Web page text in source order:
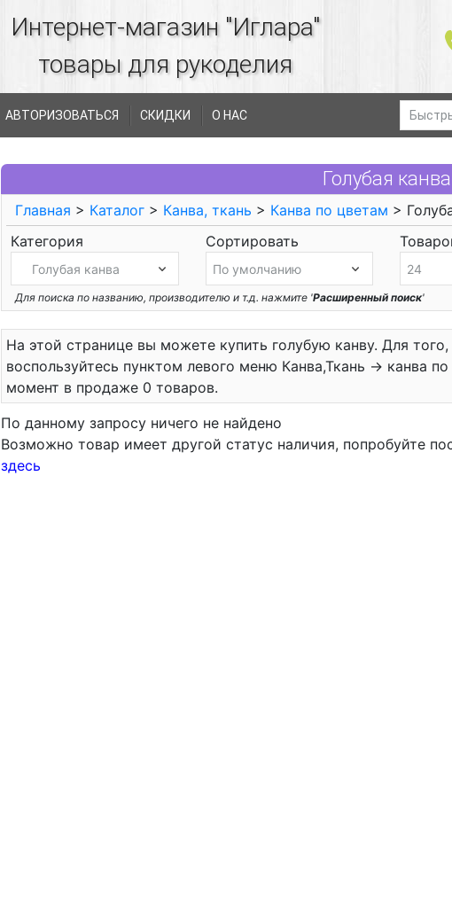
Интернет-магазин "Иглара"
товары для рукоделия
АВТОРИЗОВАТЬСЯ СКИДКИ О НАС
Голубая канва
Главная > Каталог > Канва, ткань > Канва по цветам >
Категория
Сортировать
Для поиска по названию, производителю и т.д. нажмите 'Расширенный поиск'
На этой странице вы можете купить голубую канву. Для
воспользуйтесь пунктом левого меню Канва,Ткань -> канва
момент в продаже 0 товаров.
По данному запросу ничего не найдено
Возможно товар имеет другой статус наличия, попробуйте
здесь